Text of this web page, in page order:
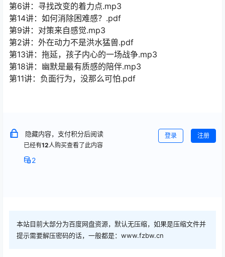
第6讲：寻找改变的着力点.mp3
第14讲：如何消除困难感？.pdf
第9讲：对策来自感觉.mp3
第2讲：外在动力不是洪水猛兽.pdf
第13讲：拖延，孩子内心的一场战争.mp3
第18讲：幽默是最有质感的陪伴.mp3
第11讲：负面行为，没那么可怕.pdf
隐藏内容，支付积分后阅读
已经有12人购买查看了此内容
2
登录 注册
本站目前大部分为百度网盘资源，默认无压缩，如果是压缩文件并
提示需要解压密码的话，一般都是：www.fzbw.cn